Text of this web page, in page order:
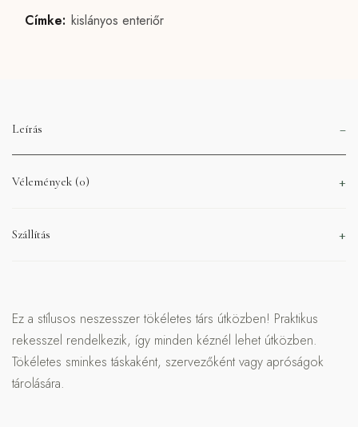
Címke: kislányos enteriőr
Leírás
Vélemények (0)
Szállítás
Ez a stílusos neszesszer tökéletes társ útközben! Praktikus
rekesszel rendelkezik, így minden kéznél lehet útközben.
Tökéletes sminkes táskaként, szervezőként vagy apróságok
tárolására.